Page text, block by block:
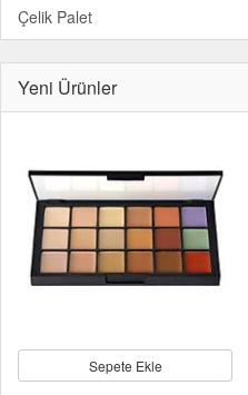
Çelik Palet
Yeni Ürünler
Sepete Ekle